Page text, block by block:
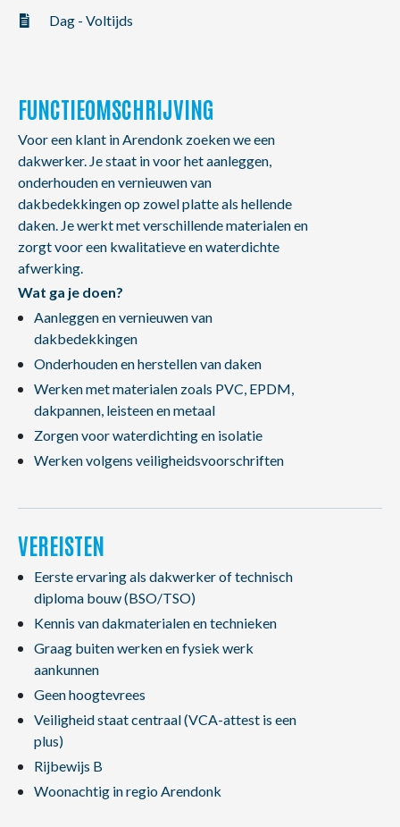
Dag - Voltijds
FUNCTIEOMSCHRIJVING
Voor een klant in Arendonk zoeken we een
dakwerker. Je staat in voor het aanleggen,
onderhouden en vernieuwen van
dakbedekkingen op zowel platte als hellende
daken. Je werkt met verschillende materialen en
zorgt voor een kwalitatieve en waterdichte
afwerking.
Wat ga je doen?
Aanleggen en vernieuwen van
dakbedekkingen
Onderhouden en herstellen van daken
Werken met materialen zoals PVC, EPDM,
dakpannen, leisteen en metaal
Zorgen voor waterdichting en isolatie
Werken volgens veiligheidsvoorschriften
VEREISTEN
Eerste ervaring als dakwerker of technisch
diploma bouw (BSO/TSO)
Kennis van dakmaterialen en technieken
Graag buiten werken en fysiek werk
aankunnen
Geen hoogtevrees
Veiligheid staat centraal (VCA-attest is een
plus)
Rijbewijs B
Woonachtig in regio Arendonk